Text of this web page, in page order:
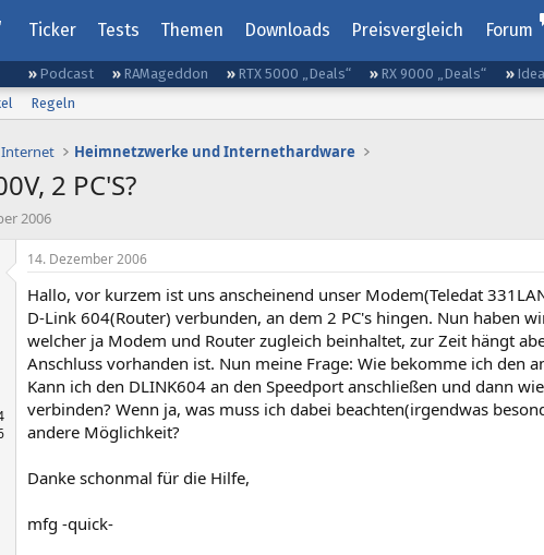
Ticker Tests Themen Downloads Preisvergleich Forum
Podcast RAMageddon RTX 5000 „Deals“ RX 9000 „Deals“
Regeln
Heimnetzwerke und Internethardware
2 PC'S?
2006
14. Dezember 2006
Hallo, vor kurzem ist uns anscheinend unser Modem(Teledat
D-Link 604(Router) verbunden, an dem 2 PC's hingen. Nun haben
welcher ja Modem und Router zugleich beinhaltet, zur Zeit hängt
Anschluss vorhanden ist. Nun meine Frage: Wie bekomme ich den
Kann ich den DLINK604 an den Speedport anschließen und dann
verbinden? Wenn ja, was muss ich dabei beachten(irgendwas
andere Möglichkeit?
Danke schonmal für die Hilfe,
mfg -quick-